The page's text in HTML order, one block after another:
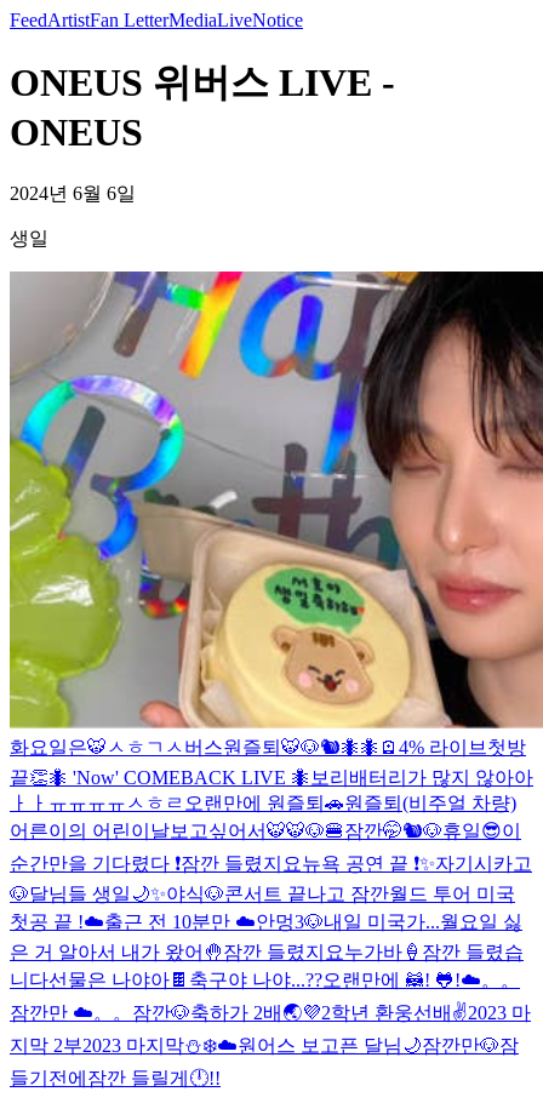
FeedArtistFan LetterMediaLiveNotice
ONEUS 위버스 LIVE -
ONEUS
2024년 6월 6일
생일
화요일은🐯ㅅㅎㄱㅅ버스원즐퇴🐯🐶🐿️🐜🐜 🪫4% 라이브 첫방
끝👏🐜 'Now' COMEBACK LIVE 🐜 보리 배터리가 많지 않아아
ㅏㅏㅠㅠㅠㅠㅅㅎㄹ 오랜만에 원즐퇴🚗원즐퇴(비주얼 차량)
어른이의 어린이날보고싶어서🐯🐯🐶🍔잠깐🤭🐿🐶휴일😎이
순간만을 기다렸다 ❗️잠깐 들렸지요뉴욕 공연 끝 ❗️✨자기 시카고
🐶달님들 생일🌙✨야식🐶콘서트 끝나고 잠깐월드 투어 미국
첫공 끝 !☁️출근 전 10분만 ☁️안멍3🐶내일 미국가...월요일 싫
은 거 알아서 내가 왔어🤚잠깐 들렸지요누가바🍦 잠깐 들렸습
니다선물은 나야아🍫 축구야 나야...??오랜만에 🦝! 🐸!☁️。。
잠깐만 ☁️。。 잠깐🐶축하가 2배🌏💜2학년 환웅선배✌️2023 마
지막 2부2023 마지막⛄️❄️☁️원어스 보고픈 달님🌙잠깐만🐶잠
들기전에 잠깐 들릴게 🕛!!